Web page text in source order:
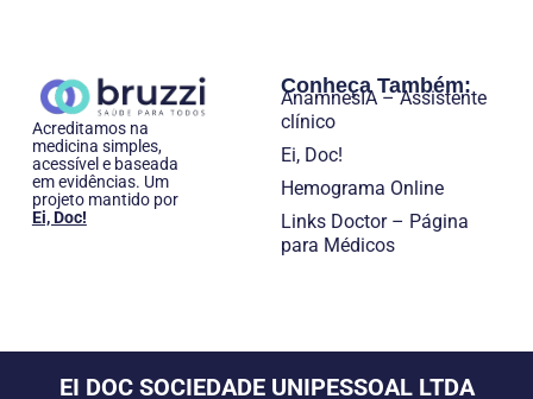
Acreditamos na
medicina simples,
acessível e baseada
em evidências. Um
projeto mantido por
Ei, Doc!
Conheça Também:
AnamnesIA – Assistente
clínico
Ei, Doc!
Hemograma Online
Links Doctor – Página
para Médicos
EI DOC SOCIEDADE UNIPESSOAL LTDA